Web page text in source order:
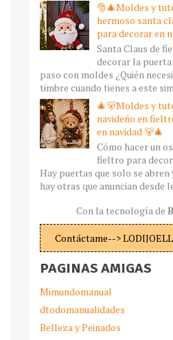
🎅🎄Moldes y
hermoso santa
para decorar en
Santa Claus de
decorar la
paso con moldes ¿Quién
timbre cuando tienes a este
🎄🐻Moldes y
navideño en
en navidad 🐻🎄
Cómo hacer un
fieltro para
Hay puertas que solo se
hay otras que anuncian desde
Con la tecnología de
Contáctame-->
PAGINAS AMIGAS
Mimundomanual
dtodomanualidades
Belleza y Peinados